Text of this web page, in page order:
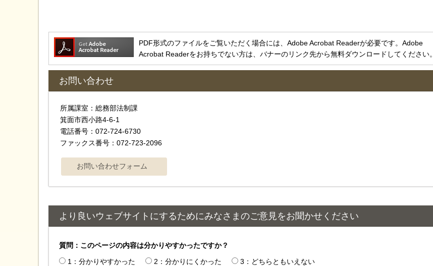
PDF形式のファイルをご覧いただく場合には、Adobe Acrobat Readerが必要です。Adobe
Acrobat Readerをお持ちでない方は、バナーのリンク先から無料ダウンロードしてください。
お問い合わせ
所属課室：総務部法制課
箕面市西小路4‐6‐1
電話番号：072-724-6730
ファックス番号：072-723-2096
より良いウェブサイトにするためにみなさまのご意見をお聞かせください
質問：このページの内容は分かりやすかったですか？
1：分かりやすかった
2：分かりにくかった 3：どちらともいえない